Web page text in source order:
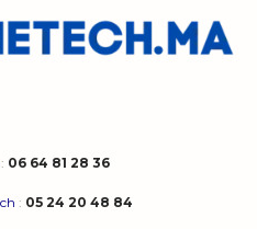
: 06 64 81 28 36
: 05 24 20 48 84